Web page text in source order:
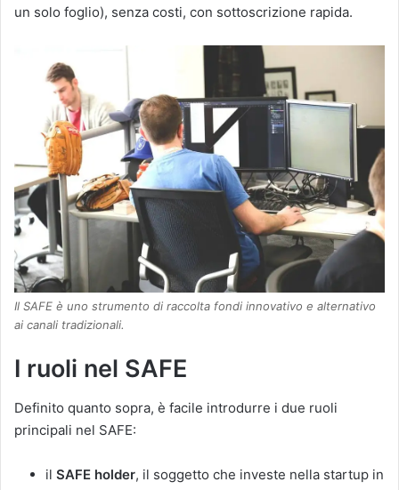
un solo foglio), senza costi, con sottoscrizione rapida.
Il SAFE è uno strumento di raccolta fondi innovativo e alternativo
ai canali tradizionali.
I ruoli nel SAFE
Definito quanto sopra, è facile introdurre i due ruoli
principali nel SAFE:
il SAFE holder, il soggetto che investe nella startup in